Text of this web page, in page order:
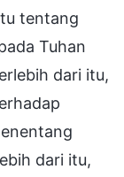
tentang
Tuhan
dari itu,
dari itu,